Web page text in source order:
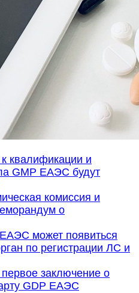
квалификации и
GMP ЕАЭС будут
комиссия и
о
может появиться
по регистрации ЛС и
заключение о
GDP ЕАЭС